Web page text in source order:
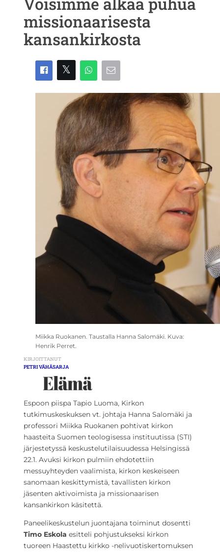
missionaarisesta
kansankirkosta
Miikka Ruokanen. Taustalla Hanna Salomäki. Kuva:
Henrik Perret.
KIRJOITTANUT
PETRI VÄHÄSARJA
Espoon piispa Tapio Luoma, Kirkon
tutkimuskeskuksen vt. johtaja Hanna Salomäki ja
professori Miikka Ruokanen pohtivat kirkon
haasteita Suomen teologisessa instituutissa (STI)
järjestetyssä keskustelutilaisuudessa Helsingissä
22.1. Avuksi kirkon pulmiin ehdotettiin
messuyhteyden vaalimista, kirkon keskeiseen
sanomaan keskittymistä, tavallisten kirkon
jäsenten aktivoimista ja missionaarisen
kansankirkon käsitettä.
Paneelikeskustelun juontajana toiminut dosentti
Timo Eskola esitteli pohjustukseksi kirkon
tuoreen Haastettu kirkko -nelivuotiskertomuksen